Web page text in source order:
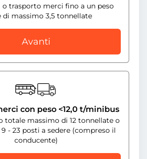
trasporto merci fino a un peso
di massimo 3,5 tonnellate
Avanti
con peso <12,0 t/minibus
totale massimo di 12 tonnellate o
- 23 posti a sedere (compreso il
conducente)